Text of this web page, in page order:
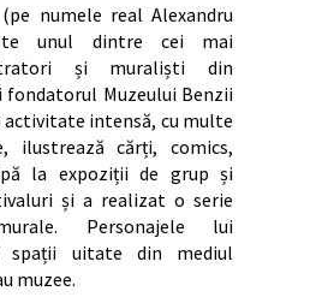
numele real Alexandru
unul dintre cei mai
și muraliști din
fondatorul Muzeului Benzii
activitate intensă, cu multe
ilustrează cărți, comics,
la expoziții de grup și
și a realizat o serie
Personajele lui
spații uitate din mediul
muzee.